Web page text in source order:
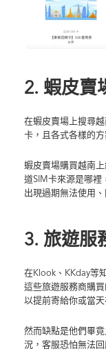
2. 蝦皮賣
在蝦皮賣場上搜尋
卡，且各式各樣的方
蝦皮賣場購買越南
道SIM卡來源是哪裡
出現過期無法使用
3. 旅遊服
在Klook、KKday等
這些旅遊服務商購
以提前寄給你或當天
然而缺點是他們畢
況，客服恐怕無法